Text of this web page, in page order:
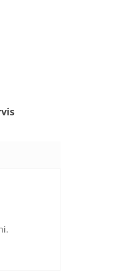
je 5 z 5 hvězdiček.